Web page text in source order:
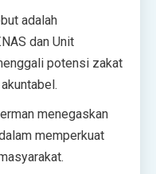
adalah
dan Unit
potensi zakat
menegaskan
memperkuat